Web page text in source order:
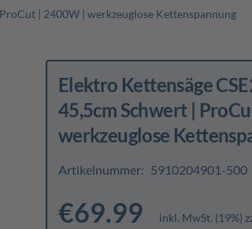
| 2400W | werkzeuglose Kettenspannung
Elektro Kettensäge
45,5cm Schwert |
werkzeuglose
Artikelnummer: 5910204901-500
€69.99 inkl. MwSt. (19%)